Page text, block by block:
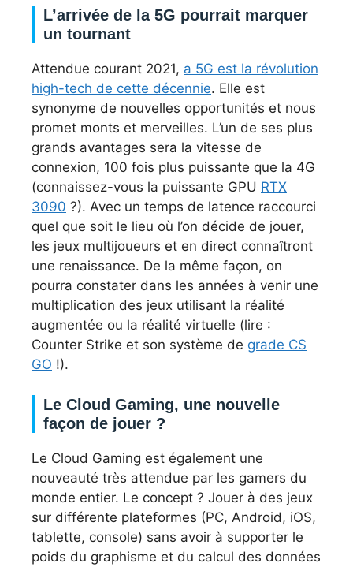
L’arrivée de la 5G pourrait marquer
un tournant
Attendue courant 2021, a 5G est la révolution
high-tech de cette décennie. Elle est
synonyme de nouvelles opportunités et nous
promet monts et merveilles. L’un de ses plus
grands avantages sera la vitesse de
connexion, 100 fois plus puissante que la 4G
(connaissez-vous la puissante GPU RTX
3090 ?). Avec un temps de latence raccourci
quel que soit le lieu où l’on décide de jouer,
les jeux multijoueurs et en direct connaîtront
une renaissance. De la même façon, on
pourra constater dans les années à venir une
multiplication des jeux utilisant la réalité
augmentée ou la réalité virtuelle (lire :
Counter Strike et son système de grade CS
GO !).
Le Cloud Gaming, une nouvelle
façon de jouer ?
Le Cloud Gaming est également une
nouveauté très attendue par les gamers du
monde entier. Le concept ? Jouer à des jeux
sur différente plateformes (PC, Android, iOS,
tablette, console) sans avoir à supporter le
poids du graphisme et du calcul des données